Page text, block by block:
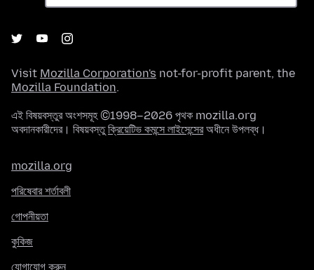
Visit Mozilla Corporation's not-for-profit parent, the
Mozilla Foundation.
এই বিষয়বস্তুর অংশসমূহ ©1998–2026 পৃথক mozilla.org
অবদানকারীদের। বিষয়বস্তুক্রিয়েটিভ কমন্সে লাইসেন্সেরঅধীনে উপলব্ধ।
mozilla.org
পরিষেবার শর্তাবলী
গোপনীয়তা
কুকিজ
যোগাযোগ করুন